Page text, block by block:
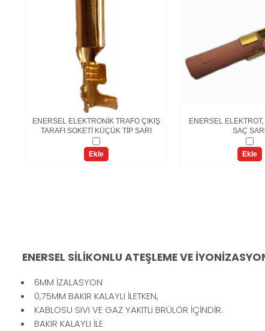
ENERSEL ELEKTRONİK TRAFO ÇIKIŞ
TARAFI SOKETİ KÜÇÜK TİP SARI
Ekle
ENERSEL
SAÇ SARI
Ekle
ENERSEL SİLİKONLU ATEŞLEME VE
6MM İZALASYON
0,75MM BAKIR KALAYLI İLETKEN,
KABLOSU SIVI VE GAZ YAKITLI BRÜLÖR İÇİNDİR.
BAKIR KALAYLI İLE